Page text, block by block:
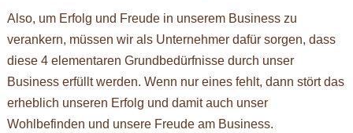
Also, um Erfolg und Freude in unserem Business zu
verankern, müssen wir als Unternehmer dafür sorgen, dass
diese 4 elementaren Grundbedürfnisse durch unser
Business erfüllt werden. Wenn nur eines fehlt, dann stört das
erheblich unseren Erfolg und damit auch unser
Wohlbefinden und unsere Freude am Business.